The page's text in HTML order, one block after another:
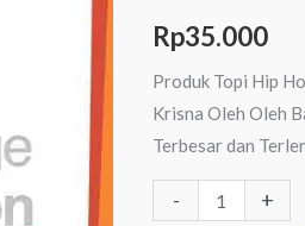
Rp35.000
Produk Topi Hip
Krisna Oleh Oleh
Terbesar dan
- +